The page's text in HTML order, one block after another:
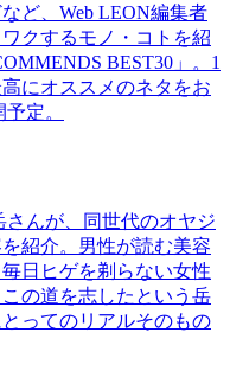
ど、Web LEON編集者
クするモノ・コトを紹
BEST30」。1
にオススメのネタをお
定。
さんが、同世代のオヤジ
紹介。男性が読む美容
日ヒゲを剃らない女性
の道を志したという岳
ってのリアルそのもの